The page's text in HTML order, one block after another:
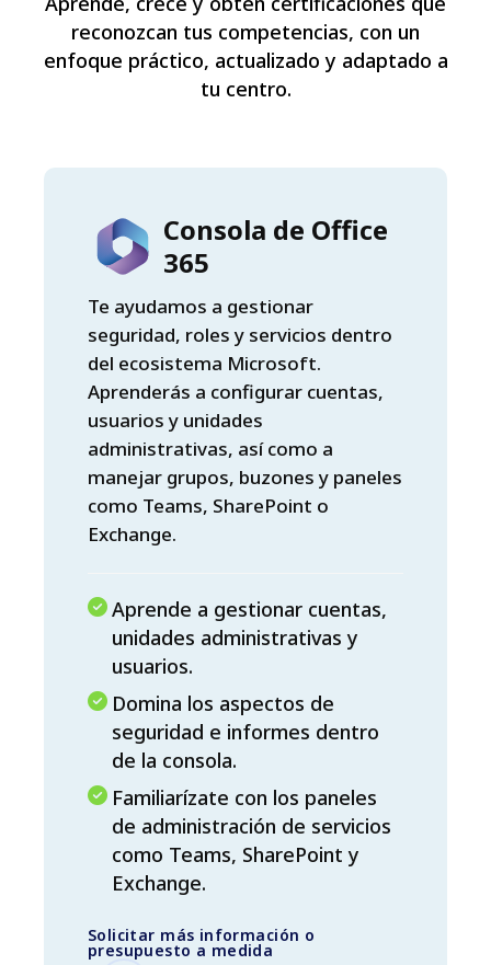
reconozcan tus competencias, con un
enfoque práctico, actualizado y adaptado a
tu centro.
Consola de Office
365
Te ayudamos a gestionar
seguridad, roles y servicios dentro
del ecosistema Microsoft.
Aprenderás a configurar cuentas,
usuarios y unidades
administrativas, así como a
manejar grupos, buzones y paneles
como Teams, SharePoint o
Exchange.
Aprende a gestionar cuentas,
unidades administrativas y
usuarios.
Domina los aspectos de
seguridad e informes dentro
de la consola.
Familiarízate con los paneles
de administración de servicios
como Teams, SharePoint y
Exchange.
Solicitar más información o
presupuesto a medida